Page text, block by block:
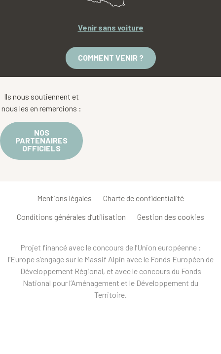
Venir sans voiture
COMMENT VENIR ?
Ils nous soutiennent et
nous les en remercions :
NOS
PARTENAIRES
OFFICIELS
Mentions légales Charte de confidentialité
Conditions générales d’utilisation Gestion des cookies
Projet financé avec le concours de l’Union européenne :
l’Europe s’engage sur le Massif Alpin avec le Fonds Européen de
Développement Régional, et avec le concours du Fonds
National pour l’Aménagement et le Développement du
Territoire.